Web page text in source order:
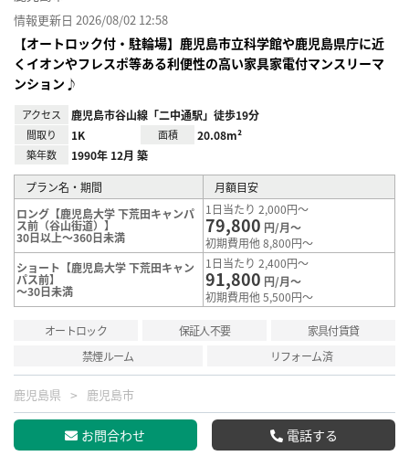
情報更新日 2026/08/02 12:58
【オートロック付・駐輪場】鹿児島市立科学館や鹿児島県庁に近
くイオンやフレスポ等ある利便性の高い家具家電付マンスリーマ
ンション♪
アクセス 鹿児島市谷山線「二中通駅」徒歩19分
間取り 1K 面積 20.08m²
築年数 1990年 12月 築
プラン名・期間
月額目安
ロング【鹿児島大学 下荒田キャンパ
ス前（谷山街道）】
30日以上～360日未満
1日当たり 2,000円～
79,800 円/月～
初期費用他 8,800円～
ショート【鹿児島大学 下荒田キャン
パス前】
～30日未満
1日当たり 2,400円～
91,800 円/月～
初期費用他 5,500円～
オートロック 保証人不要
家具付賃貸
禁煙ルーム
リフォーム済
鹿児島県 鹿児島市
お問合わせ 電話する